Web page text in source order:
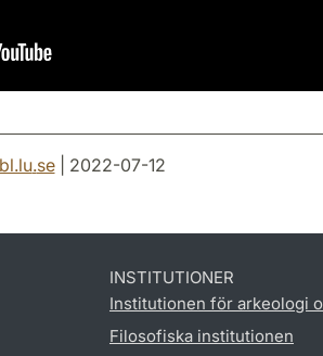
.se| 2022-07-12
INSTITUTIONER
Institutionen för arkeologi
Filosofiska institutionen